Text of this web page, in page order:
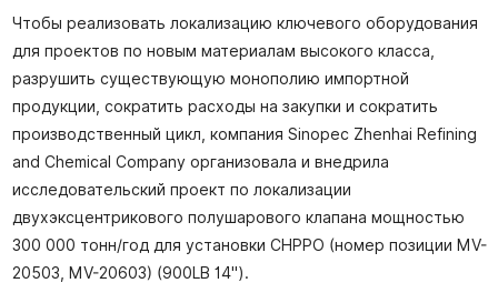
Чтобы реализовать локализацию ключевого оборудования
для проектов по новым материалам высокого класса,
разрушить существующую монополию импортной
продукции, сократить расходы на закупки и сократить
производственный цикл, компания Sinopec Zhenhai Refining
and Chemical Company организовала и внедрила
исследовательский проект по локализации
двухэксцентрикового полушарового клапана мощностью
300 000 тонн/год для установки CHPPO (номер позиции MV-
20503, MV-20603) (900LB 14").